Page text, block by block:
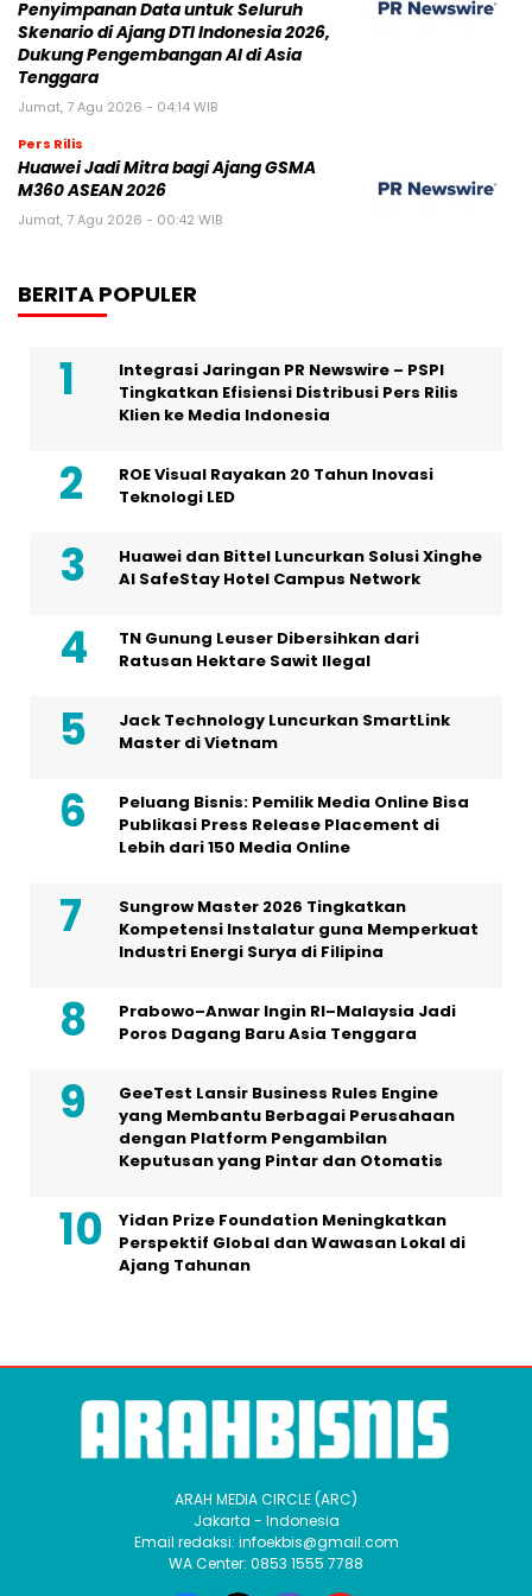
Penyimpanan Data untuk Seluruh
Skenario di Ajang DTI Indonesia 2026,
Dukung Pengembangan AI di Asia
Tenggara
Jumat, 7 Agu 2026 - 04:14 WIB
Pers Rilis
Huawei Jadi Mitra bagi Ajang GSMA
M360 ASEAN 2026
Jumat, 7 Agu 2026 - 00:42 WIB
BERITA POPULER
Integrasi Jaringan PR Newswire – PSPI
Tingkatkan Efisiensi Distribusi Pers Rilis
Klien ke Media Indonesia
ROE Visual Rayakan 20 Tahun Inovasi
Teknologi LED
Huawei dan Bittel Luncurkan Solusi Xinghe
Al SafeStay Hotel Campus Network
TN Gunung Leuser Dibersihkan dari
Ratusan Hektare Sawit Ilegal
Jack Technology Luncurkan SmartLink
Master di Vietnam
Peluang Bisnis: Pemilik Media Online Bisa
Publikasi Press Release Placement di
Lebih dari 150 Media Online
Sungrow Master 2026 Tingkatkan
Kompetensi Instalatur guna Memperkuat
Industri Energi Surya di Filipina
Prabowo–Anwar Ingin RI–Malaysia Jadi
Poros Dagang Baru Asia Tenggara
GeeTest Lansir Business Rules Engine
yang Membantu Berbagai Perusahaan
dengan Platform Pengambilan
Keputusan yang Pintar dan Otomatis
Yidan Prize Foundation Meningkatkan
Perspektif Global dan Wawasan Lokal di
Ajang Tahunan
ARAH MEDIA CIRCLE (ARC)
Jakarta - Indonesia
Email redaksi: infoekbis@gmail.com
WA Center: 0853 1555 7788